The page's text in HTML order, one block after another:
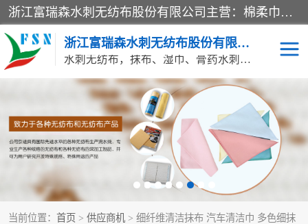
浙江富瑞森水刺无纺布股份有限公司主营：棉柔巾水刺无纺布、水刺布、水刺无纺布、膏药水刺无纺布、清洁抹布、湿巾、针刺无纺布、珍珠纹水刺无纺布、无纺布清洁抹布等产品。浙江富瑞森水刺无纺布股份有限公司积倡导由工程师全面负责生产工艺、产品质量检测的管理模式，通过ISO9001质量体系认证。
浙江富瑞森水刺无纺布股份有限公司
水刺无纺布，抹布、湿巾、膏药水刺无纺布、棉柔巾水刺无纺布、水刺布
当前位置： 首页 > 供应商机 > 细纤维清洁抹布 汽车清洁巾 多色细抹
水刺布 巴布贴水刺布
PVC革基布 无纺布清洁抹布
防护口罩帽子床单 抗菌等功能性产品
多种清洁尘掸 珍珠纹水刺无纺布